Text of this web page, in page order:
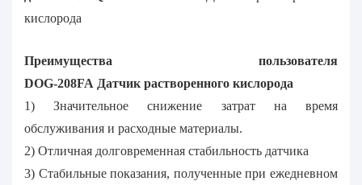
кислорода
Преимущества пользователя
DOG-208FA Датчик растворенного кислорода
1) Значительное снижение затрат на время
обслуживания и расходные материалы.
2) Отличная долговременная стабильность датчика
3) Стабильные показания, полученные при ежедневном